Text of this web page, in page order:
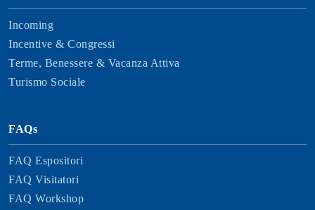
Incoming
Incentive & Congressi
Terme, Benessere & Vacanza Attiva
Turismo Sociale
FAQs
FAQ Espositori
FAQ Visitatori
FAQ Workshop